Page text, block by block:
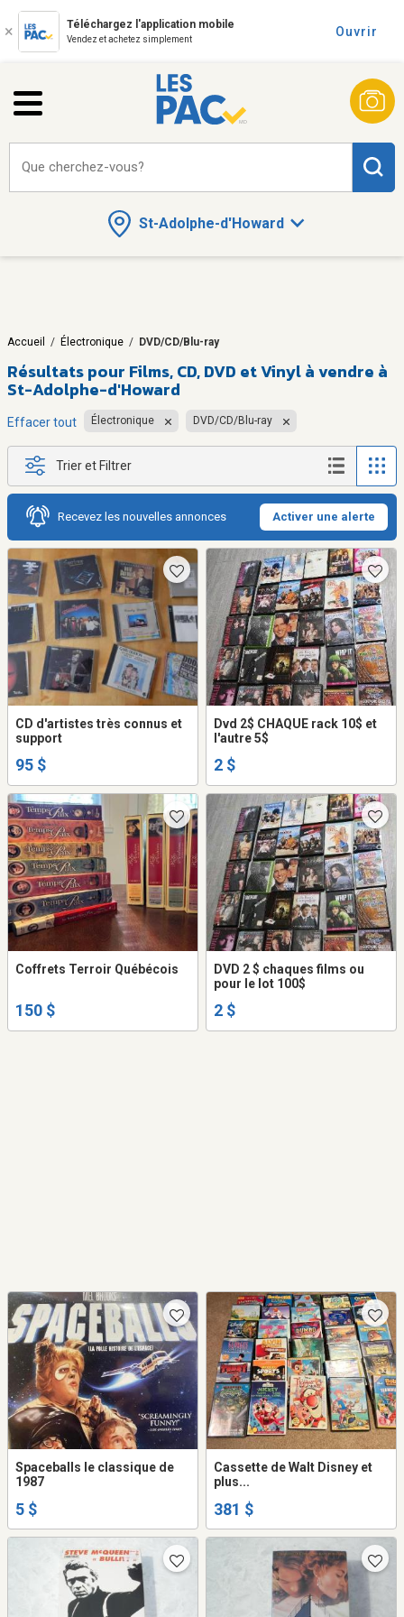
Téléchargez l'application mobile
Vendez et achetez simplement
Ouvrir
St-Adolphe-d'Howard
Que cherchez-vous?
Accueil / Électronique / DVD/CD/Blu-ray
Résultats pour Films, CD, DVD et Vinyl à vendre à
St-Adolphe-d'Howard
Effacer tout Électronique DVD/CD/Blu-ray
Trier et Filtrer
Recevez les nouvelles annonces Activer une alerte
CD d'artistes très connus et
support
95 $
Dvd 2$ CHAQUE rack 10$ et
l'autre 5$
2 $
Coffrets Terroir Québécois
150 $
DVD 2 $ chaques films ou
pour le lot 100$
2 $
Spaceballs le classique de
1987
5 $
Cassette de Walt Disney et
plus...
381 $